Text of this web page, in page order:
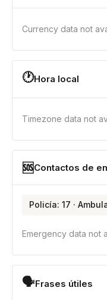
Currency data not
🕐Hora local
Timezone data not
🆘Contactos de
Policía: 17 ·
Emergency data not
🗣Frases útiles